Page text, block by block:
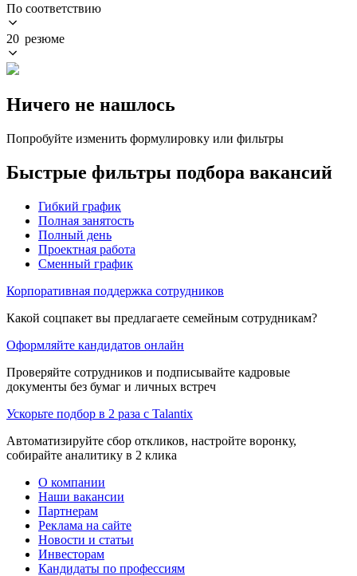
По соответствию
20 резюме
Ничего не нашлось
Попробуйте изменить формулировку или фильтры
Быстрые фильтры подбора вакансий
Гибкий график
Полная занятость
Полный день
Проектная работа
Сменный график
Корпоративная поддержка сотрудников
Какой соцпакет вы предлагаете семейным сотрудникам?
Оформляйте кандидатов онлайн
Проверяйте сотрудников и подписывайте кадровые
документы без бумаг и личных встреч
Ускорьте подбор в 2 раза с Talantix
Автоматизируйте сбор откликов, настройте воронку,
собирайте аналитику в 2 клика
О компании
Наши вакансии
Партнерам
Реклама на сайте
Новости и статьи
Инвесторам
Кандидаты по профессиям